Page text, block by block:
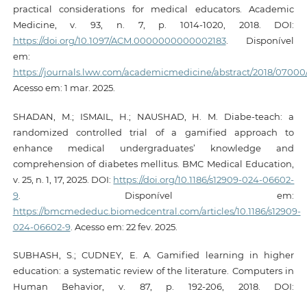
practical considerations for medical educators. Academic
Medicine, v. 93, n. 7, p. 1014-1020, 2018. DOI:
https://doi.org/10.1097/ACM.0000000000002183. Disponível
em:
https://journals.lww.com/academicmedicine/abstract/2018/
Acesso em: 1 mar. 2025.
SHADAN, M.; ISMAIL, H.; NAUSHAD, H. M. Diabe-teach: a
randomized controlled trial of a gamified approach to
enhance medical undergraduates’ knowledge and
comprehension of diabetes mellitus. BMC Medical Education,
v. 25, n. 1, 17, 2025. DOI: https://doi.org/10.1186/s12909-024-06602-
9. Disponível em:
https://bmcmededuc.biomedcentral.com/articles/10.1186/s12909-
024-06602-9. Acesso em: 22 fev. 2025.
SUBHASH, S.; CUDNEY, E. A. Gamified learning in higher
education: a systematic review of the literature. Computers in
Human Behavior, v. 87, p. 192-206, 2018. DOI: